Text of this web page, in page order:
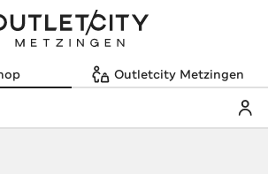
Outletcity Metzingen